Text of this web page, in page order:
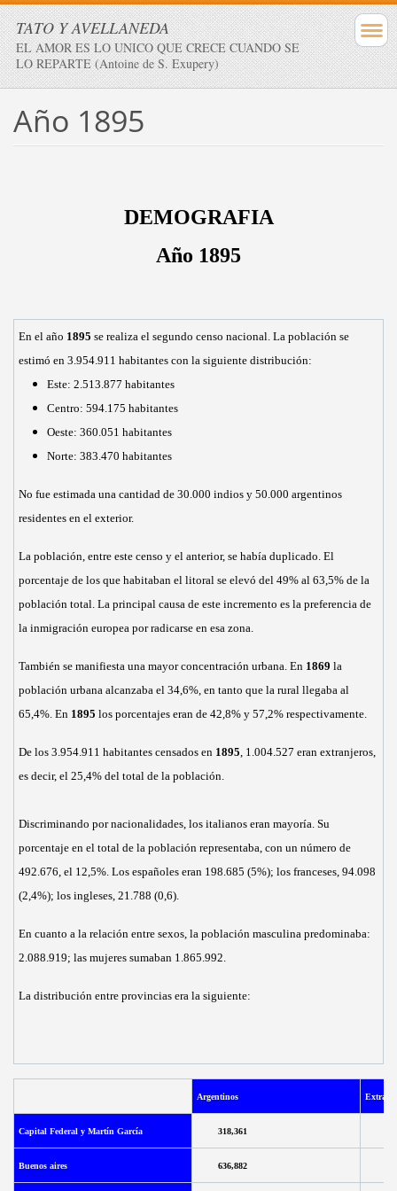
TATO Y AVELLANEDA
EL AMOR ES LO UNICO QUE CRECE CUANDO SE
LO REPARTE (Antoine de S. Exupery)
Año 1895
DEMOGRAFIA
Año 1895
En el año 1895 se realiza el segundo censo nacional. La población se
estimó en 3.954.911 habitantes con la siguiente distribución:
Este: 2.513.877 habitantes
Centro: 594.175 habitantes
Oeste: 360.051 habitantes
Norte: 383.470 habitantes
No fue estimada una cantidad de 30.000 indios y 50.000 argentinos
residentes en el exterior.
La población, entre este censo y el anterior, se había duplicado. El
porcentaje de los que habitaban el litoral se elevó del 49% al 63,5% de la
población total. La principal causa de este incremento es la preferencia de
la inmigración europea por radicarse en esa zona.
También se manifiesta una mayor concentración urbana. En 1869 la
población urbana alcanzaba el 34,6%, en tanto que la rural llegaba al
65,4%. En 1895 los porcentajes eran de 42,8% y 57,2% respectivamente.
De los 3.954.911 habitantes censados en 1895 , 1.004.527 eran extranjeros,
es decir, el 25,4% del total de la población.
Discriminando por nacionalidades, los italianos eran mayoría. Su
porcentaje en el total de la población representaba, con un número de
492.676, el 12,5%. Los españoles eran 198.685 (5%); los franceses, 94.098
(2,4%); los ingleses, 21.788 (0,6).
En cuanto a la relación entre sexos, la población masculina predominaba:
2.088.919; las mujeres sumaban 1.865.992.
La distribución entre provincias era la siguiente:
Argentinos
Capital Federal y Martín García 318,361
Buenos aires 636,882